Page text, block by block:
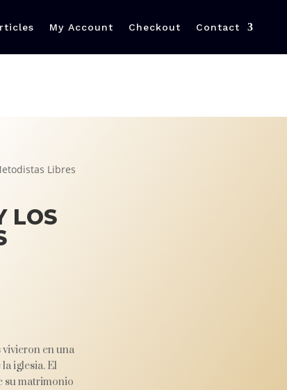
My Account Checkout Contact
Libres
LOS
en una
iglesia. El
su matrimonio